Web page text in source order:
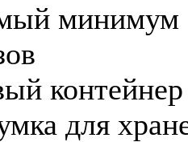
минимум
контейнер
для